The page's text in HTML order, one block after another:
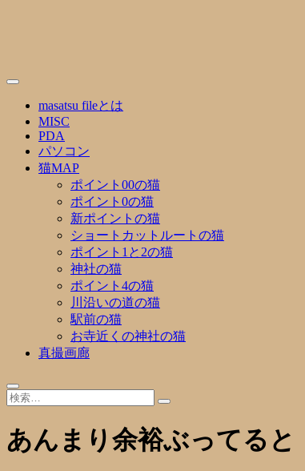
masatsu fileとは
MISC
PDA
パソコン
猫MAP
ポイント00の猫
ポイント0の猫
新ポイントの猫
ショートカットルートの猫
ポイント1と2の猫
神社の猫
ポイント4の猫
川沿いの道の猫
駅前の猫
お寺近くの神社の猫
真撮画廊
あんまり余裕ぶってると